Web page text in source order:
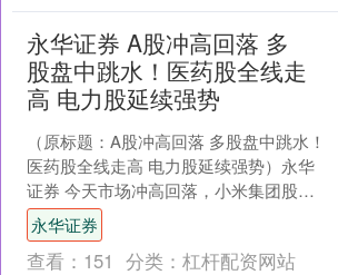
永华证券 A股冲高回落 多
股盘中跳水！医药股全线走
高 电力股延续强势
（原标题：A股冲高回落 多股盘中跳水！
医药股全线走高 电力股延续强势）永华
证券 今天市场冲高回落，小米集团股价
大幅跳水，一起回顾一下市场发生了什
么事情。 A股冲....
永华证券
查看： 151 分类： 杠杆配资网站